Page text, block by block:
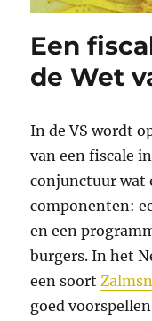
Een
de Wet
In de VS wordt
van een fiscale
conjunctuur wat
componenten:
en een
burgers. In het
een soort
goed